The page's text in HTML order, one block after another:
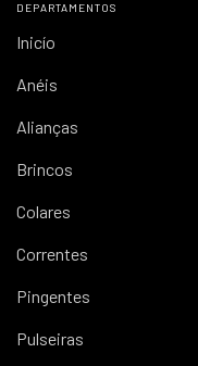
DEPARTAMENTOS
Inicío
Anéis
Alianças
Brincos
Colares
Correntes
Pingentes
Pulseiras